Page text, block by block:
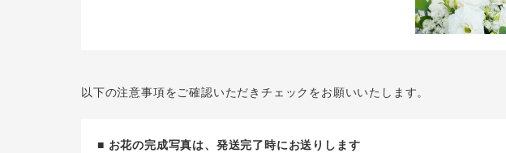
以下の注意事項をご確認いただきチェックをお願いいたします。
■ お花の完成写真は、発送完了時にお送りします